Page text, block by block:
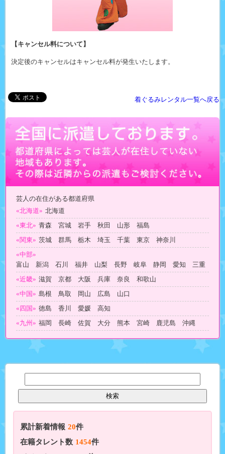
【キャンセル料について】
決定後のキャンセルはキャンセル料が発生いたします。
着ぐるみレンタル一覧へ戻る
芸人の在住がある都道府県
«北海道» 北海道
«東北» 青森 宮城 岩手 秋田 山形 福島
«関東» 茨城 群馬 栃木 埼玉 千葉 東京 神奈川
«中部»
富山 新潟 石川 福井 山梨 長野 岐阜 静岡 愛知 三重
«近畿» 滋賀 京都 大阪 兵庫 奈良 和歌山
«中国» 島根 鳥取 岡山 広島 山口
«四国» 徳島 香川 愛媛 高知
«九州» 福岡 長崎 佐賀 大分 熊本 宮崎 鹿児島 沖縄
累計新着情報 20件
在籍タレント数 1454件